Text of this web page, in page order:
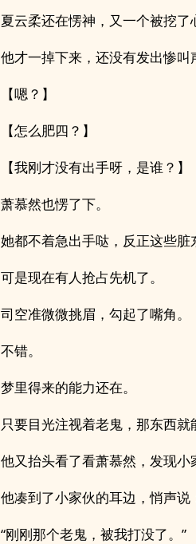
夏云柔还在愣神，又一个被挖了
他才一掉下来，还没有发出惨叫
【嗯？】
【怎么肥四？】
【我刚才没有出手呀，是谁？】
萧慕然也愣了下。
她都不着急出手哒，反正这些脏
可是现在有人抢占先机了。
司空准微微挑眉，勾起了嘴角。
不错。
梦里得来的能力还在。
只要目光注视着老鬼，那东西就
他又抬头看了看萧慕然，发现
他凑到了小家伙的耳边，悄声说
“刚刚那个老鬼，被我打没了。”